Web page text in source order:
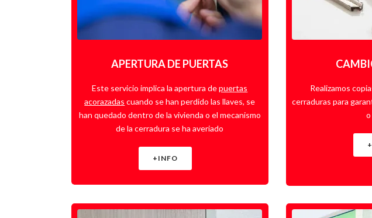
APERTURA DE PUERTAS
Este servicio implica la apertura depuertas
acorazadas cuando se han perdido las llaves, se
han quedado dentro de la vivienda o el mecanismo
de la cerradura se ha averiado
+INFO
Realizamos
cerraduras para